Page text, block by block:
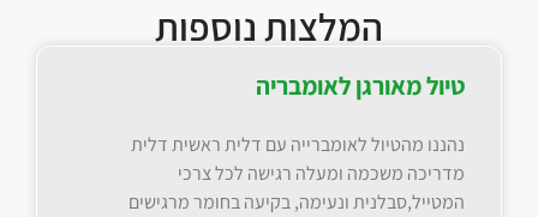
המלצות נוספות
טיול מאורגן לאומבריה
נהננו מהטיול לאומברייה עם דלית ראשית דלית
מדריכה משכמה ומעלה רגישה לכל צרכי
המטייל,סבלנית ונעימה, בקיעה בחומר מרגישים